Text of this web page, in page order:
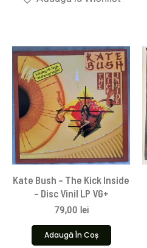
Kate Bush – The Kick Inside
– Disc Vinil LP VG+
79,00 lei
Adaugă În Coș